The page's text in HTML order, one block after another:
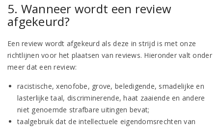
5. Wanneer wordt een review
afgekeurd?
Een review wordt afgekeurd als deze in strijd is met onze
richtlijnen voor het plaatsen van reviews. Hieronder valt onder
meer dat een review:
racistische, xenofobe, grove, beledigende, smadelijke en
lasterlijke taal, discriminerende, haat zaaiende en andere
niet genoemde strafbare uitingen bevat;
taalgebruik dat de intellectuele eigendomsrechten van